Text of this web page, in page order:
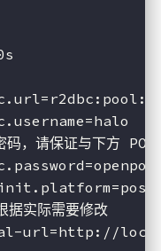
，请保证与下方
实际需要修改
url=http://